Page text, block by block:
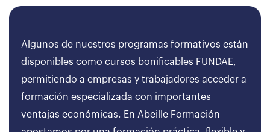
Algunos de nuestros programas formativos están
disponibles como cursos bonificables FUNDAE,
permitiendo a empresas y trabajadores acceder a
formación especializada con importantes
ventajas económicas. En Abeille Formación